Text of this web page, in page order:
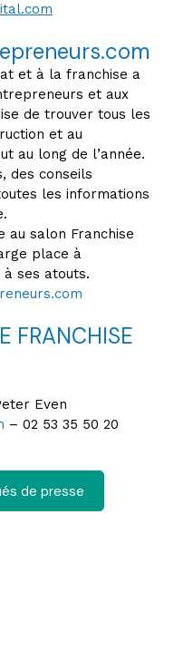
et à la franchise a
et aux
de trouver tous les
et au
au long de l’année.
des conseils
les informations
au salon Franchise
place à
ses atouts.
FRANCHISE
Even
– 02 53 35 50 20
de presse